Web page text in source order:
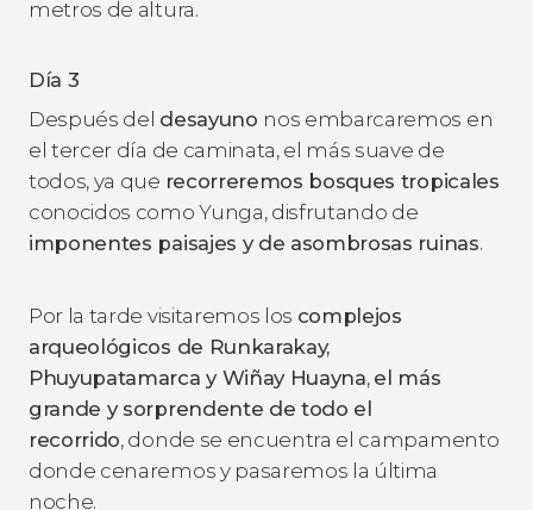
metros de altura.
Día 3
Después del desayuno nos embarcaremos en
el tercer día de caminata, el más suave de
todos, ya que recorreremos bosques tropicales
conocidos como Yunga, disfrutando de
imponentes paisajes y de asombrosas ruinas.
Por la tarde visitaremos los complejos
arqueológicos de Runkarakay,
Phuyupatamarca y Wiñay Huayna, el más
grande y sorprendente de todo el
recorrido, donde se encuentra el campamento
donde cenaremos y pasaremos la última
noche.